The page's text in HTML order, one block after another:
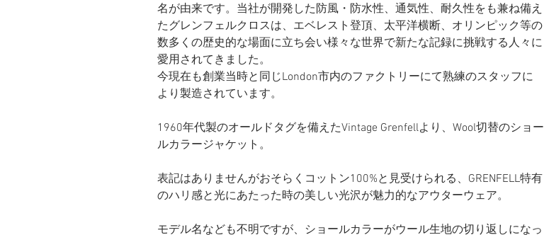
名が由来です。当社が開発した防風・防水性、通気性、耐久性をも兼ね備え
たグレンフェルクロスは、エベレスト登頂、太平洋横断、オリンピック等の
数多くの歴史的な場面に立ち会い様々な世界で新たな記録に挑戦する人々に
愛用されてきました。
今現在も創業当時と同じLondon市内のファクトリーにて熟練のスタッフに
より製造されています。
1960年代製のオールドタグを備えたVintage Grenfellより、Wool切替のショー
ルカラージャケット。
表記はありませんがおそらくコットン100%と見受けられる、GRENFELL特有
のハリ感と光にあたった時の美しい光沢が魅力的なアウターウェア。
モデル名なども不明ですが、ショールカラーがウール生地の切り返しになっ